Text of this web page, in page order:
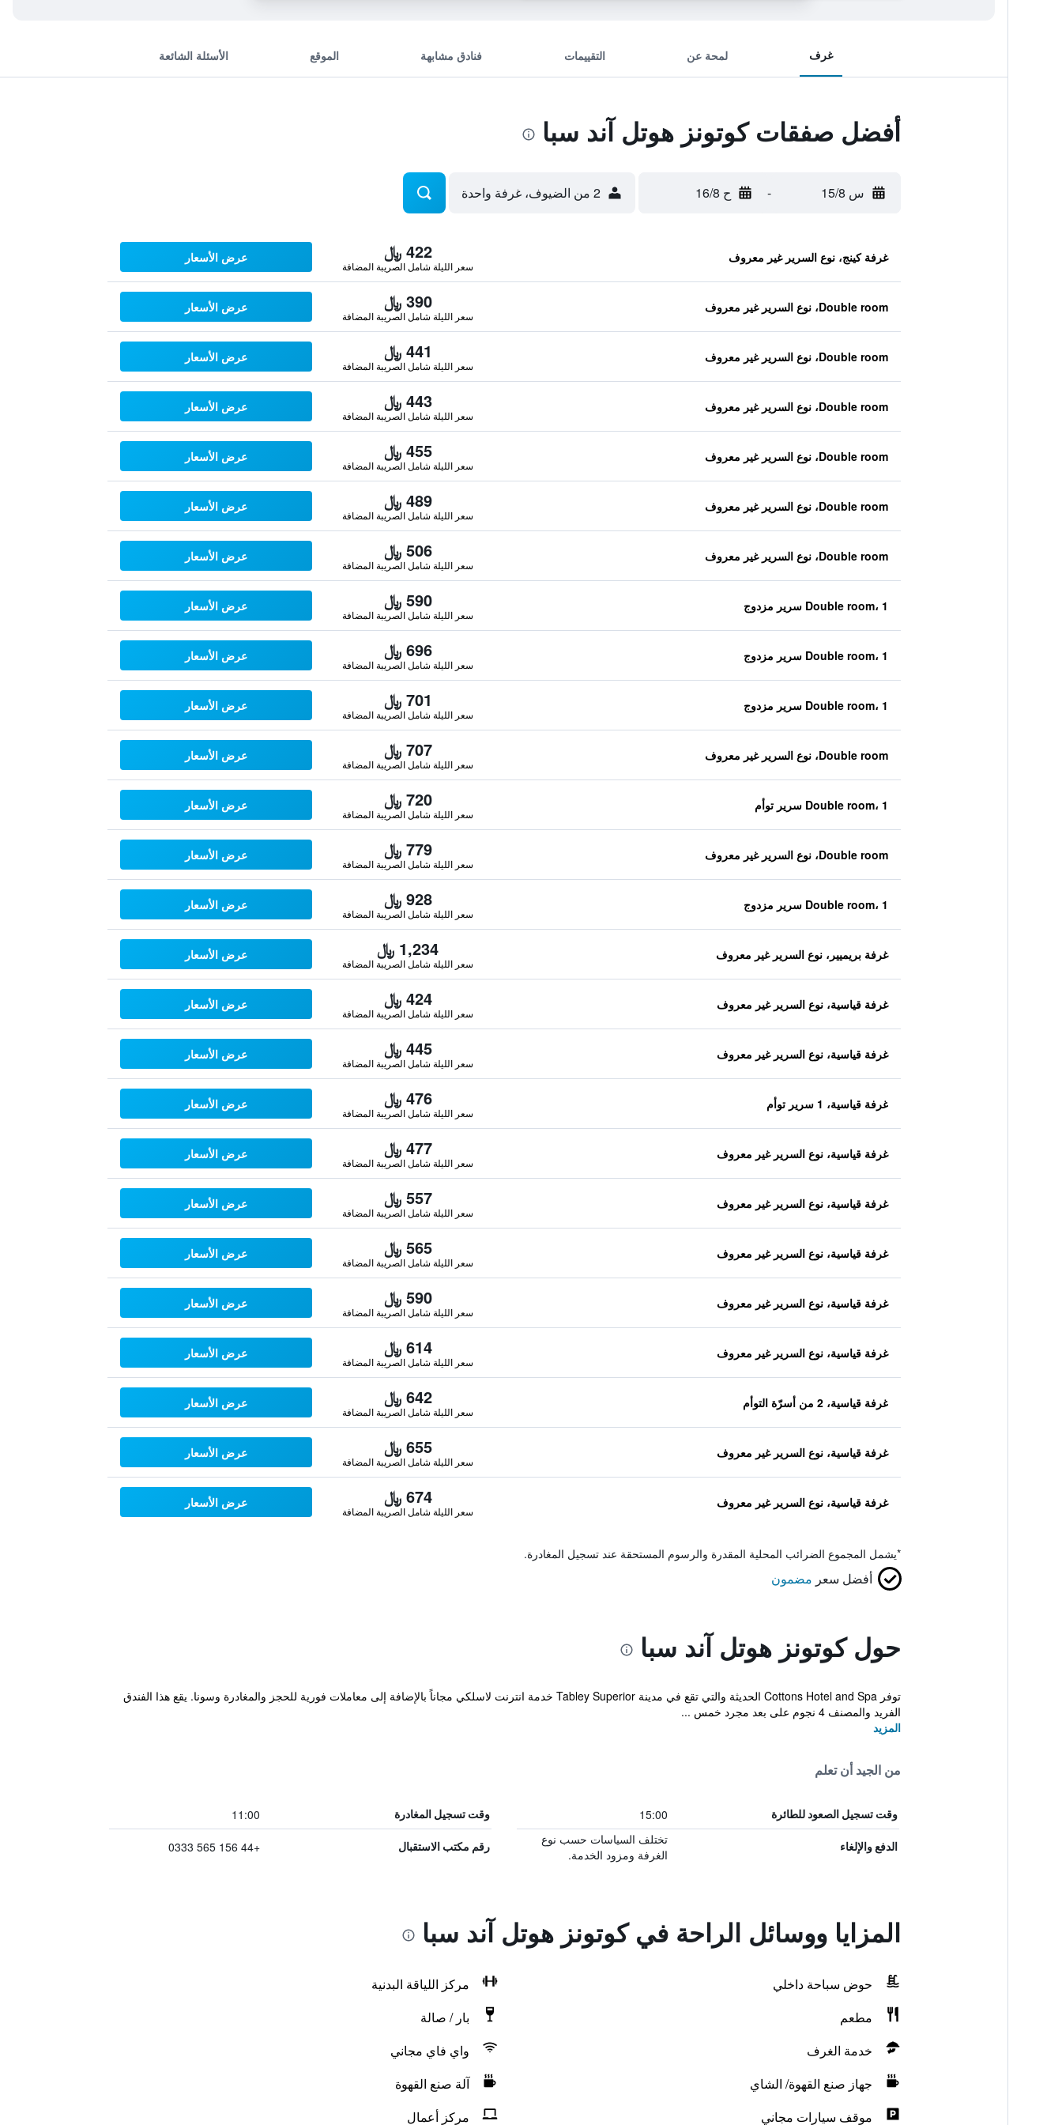
غرف لمحة عن التقييمات فنادق مشابهة الموقع الأسئلة الشائعة
أفضل صفقات كوتونز هوتل آند سبا
س 15/8 - ح 16/8 2 من الضيوف، غرفة واحدة
غرفة كينج، نوع السرير غير معروف 422 ﷼
سعر الليلة شامل الصريبة المضافة
عرض الأسعار
Double room، نوع السرير غير معروف 390 ﷼
سعر الليلة شامل الصريبة المضافة
عرض الأسعار
Double room، نوع السرير غير معروف 441 ﷼
سعر الليلة شامل الصريبة المضافة
عرض الأسعار
Double room، نوع السرير غير معروف 443 ﷼
سعر الليلة شامل الصريبة المضافة
عرض الأسعار
Double room، نوع السرير غير معروف 455 ﷼
سعر الليلة شامل الصريبة المضافة
عرض الأسعار
Double room، نوع السرير غير معروف 489 ﷼
سعر الليلة شامل الصريبة المضافة
عرض الأسعار
Double room، نوع السرير غير معروف 506 ﷼
سعر الليلة شامل الصريبة المضافة
عرض الأسعار
Double room، 1 سرير مزدوج 590 ﷼
سعر الليلة شامل الصريبة المضافة
عرض الأسعار
Double room، 1 سرير مزدوج 696 ﷼
سعر الليلة شامل الصريبة المضافة
عرض الأسعار
Double room، 1 سرير مزدوج 701 ﷼
سعر الليلة شامل الصريبة المضافة
عرض الأسعار
Double room، نوع السرير غير معروف 707 ﷼
سعر الليلة شامل الصريبة المضافة
عرض الأسعار
Double room، 1 سرير توأم 720 ﷼
سعر الليلة شامل الصريبة المضافة
عرض الأسعار
Double room، نوع السرير غير معروف 779 ﷼
سعر الليلة شامل الصريبة المضافة
عرض الأسعار
Double room، 1 سرير مزدوج 928 ﷼
سعر الليلة شامل الصريبة المضافة
عرض الأسعار
غرفة بريميير، نوع السرير غير معروف 1,234 ﷼
سعر الليلة شامل الصريبة المضافة
عرض الأسعار
غرفة قياسية، نوع السرير غير معروف 424 ﷼
سعر الليلة شامل الصريبة المضافة
عرض الأسعار
غرفة قياسية، نوع السرير غير معروف 445 ﷼
سعر الليلة شامل الصريبة المضافة
عرض الأسعار
غرفة قياسية، 1 سرير توأم 476 ﷼
سعر الليلة شامل الصريبة المضافة
عرض الأسعار
غرفة قياسية، نوع السرير غير معروف 477 ﷼
سعر الليلة شامل الصريبة المضافة
عرض الأسعار
غرفة قياسية، نوع السرير غير معروف 557 ﷼
سعر الليلة شامل الصريبة المضافة
عرض الأسعار
غرفة قياسية، نوع السرير غير معروف 565 ﷼
سعر الليلة شامل الصريبة المضافة
عرض الأسعار
غرفة قياسية، نوع السرير غير معروف 590 ﷼
سعر الليلة شامل الصريبة المضافة
عرض الأسعار
غرفة قياسية، نوع السرير غير معروف 614 ﷼
سعر الليلة شامل الصريبة المضافة
عرض الأسعار
غرفة قياسية، 2 من أسرّة التوأم 642 ﷼
سعر الليلة شامل الصريبة المضافة
عرض الأسعار
غرفة قياسية، نوع السرير غير معروف 655 ﷼
سعر الليلة شامل الصريبة المضافة
عرض الأسعار
غرفة قياسية، نوع السرير غير معروف 674 ﷼
سعر الليلة شامل الصريبة المضافة
عرض الأسعار
*يشمل المجموع الضرائب المحلية المقدرة والرسوم المستحقة عند تسجيل المغادرة.
أفضل سعر مضمون
حول كوتونز هوتل آند سبا
توفر Cottons Hotel and Spa الحديثة والتي تقع في مدينة Tabley Superior خدمة انترنت لاسلكي مجاناً بالإضافة إلى معاملات فورية للحجز والمغادرة وسونا. يقع هذا الفندق
الفريد والمصنف 4 نجوم على بعد مجرد خمس ...
المزيد
من الجيد أن تعلم
وقت تسجيل الصعود للطائرة 15:00 وقت تسجيل المغادرة 11:00
الدفع والإلغاء
تختلف السياسات حسب نوع
الغرفة ومزود الخدمة.
رقم مكتب الاستقبال +44 156 565 0333
المزايا ووسائل الراحة في كوتونز هوتل آند سبا
حوض سباحة داخلي
مركز اللياقة البدنية
مطعم
بار / صالة
خدمة الغرف
واي فاي مجاني
جهاز صنع القهوة/ الشاي
آلة صنع القهوة
موقف سيارات مجاني
مركز أعمال